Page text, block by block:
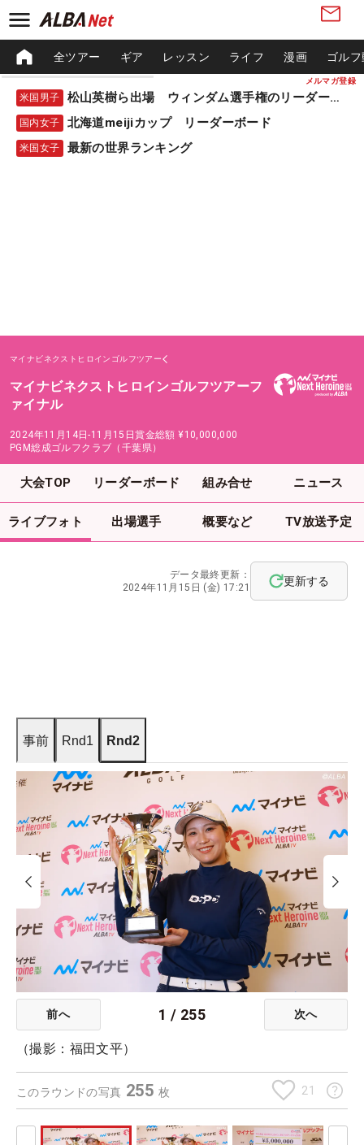
メルマガ登録
全ツアー ギア レッスン ライフ 漫画 ゴル
米国男子 松山英樹ら出場 ウィンダム選手権のリーダーボード
国内女子 北海道meijiカップ リーダーボード
米国女子 最新の世界ランキング
マイナビネクストヒロインゴルフツアー
マイナビネクストヒロインゴルフツアーフ
ァイナル
2024年11月14日-11月15日賞金総額 ¥10,000,000
PGM総成ゴルフクラブ（千葉県）
大会TOP リーダーボード 組み合せ ニュース
ライブフォト 出場選手 概要など TV放送予定
データ最終更新：
2024年11月15日 (金) 17:21
更新する
事前 Rnd1 Rnd2
前へ 1 / 255 次へ
（撮影：福田文平）
このラウンドの写真 255 枚 21